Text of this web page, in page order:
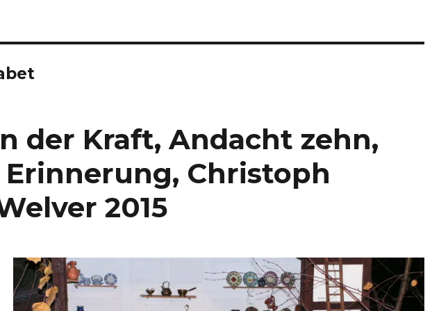
der Kraft, Andacht zehn,
Erinnerung, Christoph
2015